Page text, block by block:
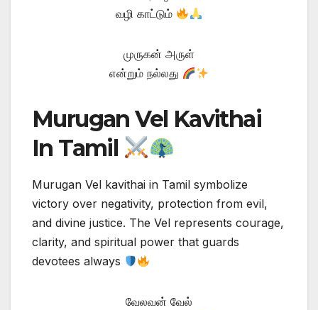
வழி காட்டும்
முருகன் அருள்
என்றும் நல்லது
Murugan Vel Kavithai
In Tamil
Murugan Vel kavithai in Tamil symbolize
victory over negativity, protection from evil,
and divine justice. The Vel represents courage,
clarity, and spiritual power that guards
devotees always
வேலவன் வேல்